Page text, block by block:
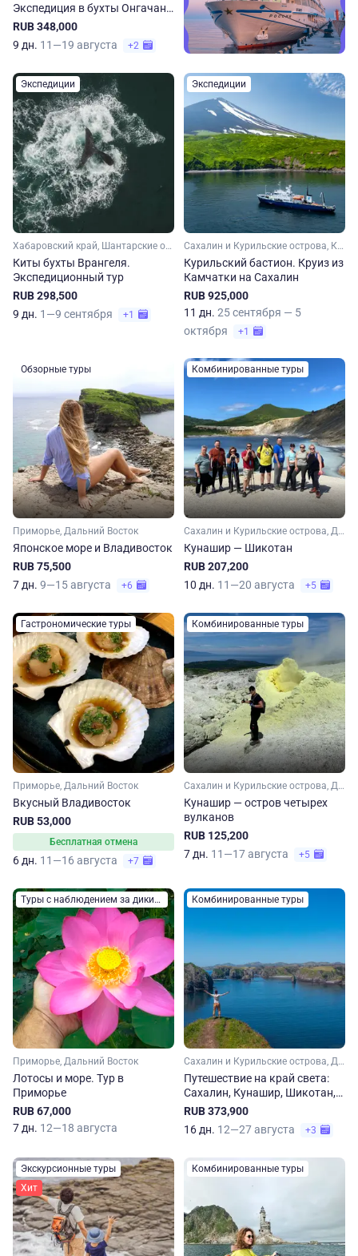
Экспедиция в бухты Онгачан
и Врангеля
RUB 348,000
9 дн. 11—19 августа +2
Экспедиции
Хабаровский край, Шантарские острова, Дальний Восток
Киты бухты Врангеля.
Экспедиционный тур
RUB 298,500
9 дн. 1—9 сентября +1
Экспедиции
Сахалин и Курильские острова, Камчатка, Дальний Восток
Курильский бастион. Круиз из
Камчатки на Сахалин
RUB 925,000
11 дн. 25 сентября — 5
октября
+1
Обзорные туры
Приморье, Дальний Восток
Японское море и Владивосток
RUB 75,500
7 дн. 9—15 августа +6
Комбинированные туры
Сахалин и Курильские острова, Дальний Восток
Кунашир — Шикотан
RUB 207,200
10 дн. 11—20 августа +5
Гастрономические туры
Приморье, Дальний Восток
Вкусный Владивосток
RUB 53,000
Бесплатная отмена
6 дн. 11—16 августа +7
Комбинированные туры
Сахалин и Курильские острова, Дальний Восток
Кунашир — остров четырех
вулканов
RUB 125,200
7 дн. 11—17 августа +5
Туры с наблюдением за дикими животными
Приморье, Дальний Восток
Лотосы и море. Тур в
Приморье
RUB 67,000
7 дн. 12—18 августа
Комбинированные туры
Сахалин и Курильские острова, Дальний Восток
Путешествие на край света:
Сахалин, Кунашир, Шикотан,
Итуруп
RUB 373,900
16 дн. 12—27 августа +3
Экскурсионные туры
Хит
Комбинированные туры